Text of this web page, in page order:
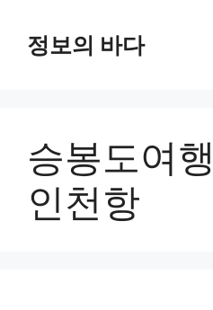
정보의 바다
승봉도여
인천항